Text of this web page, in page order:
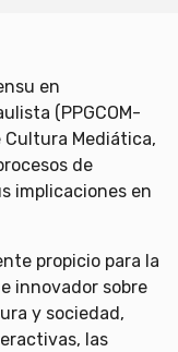
en
(PPGCOM-
Cultura Mediática,
de
implicaciones en
propicio para la
innovador sobre
y sociedad,
las